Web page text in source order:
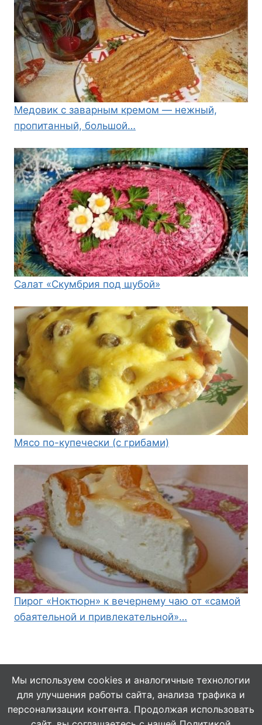
Медовик с заварным кремом — нежный,
пропитанный, большой…
Салат «Скумбрия под шубой»
Мясо по-купечески (с грибами)
Пирог «Ноктюрн» к вечернему чаю от «самой
обаятельной и привлекательной»…
© 2026 Кулинарушка - Вкусные Рецепты
Мы используем cookies и аналогичные технологии
для улучшения работы сайта, анализа трафика и
персонализации контента. Продолжая использовать